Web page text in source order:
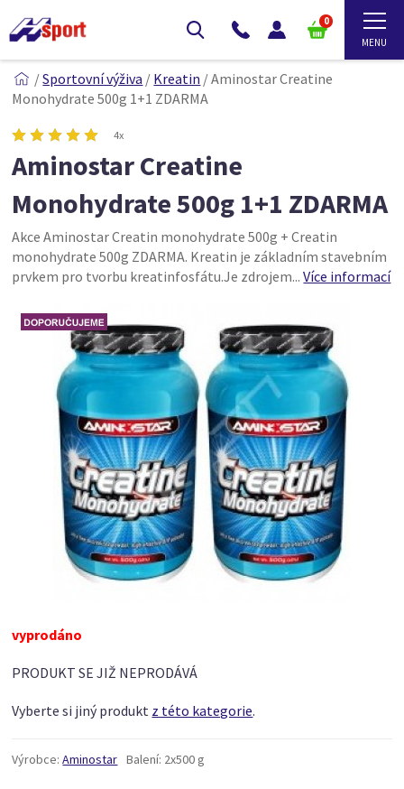
0
/Sportovní výživa / Kreatin /Aminostar Creatine
Monohydrate 500g 1+1 ZDARMA
4x
Aminostar Creatine
Monohydrate 500g 1+1 ZDARMA
Akce Aminostar Creatin monohydrate 500g + Creatin
monohydrate 500g ZDARMA. Kreatin je základním stavebním
prvkem pro tvorbu kreatinfosfátu.Je zdrojem...Více informací
vyprodáno
PRODUKT SE JIŽ NEPRODÁVÁ
Vyberte si jiný produkt z této kategorie.
Výrobce: Aminostar Balení: 2x500 g